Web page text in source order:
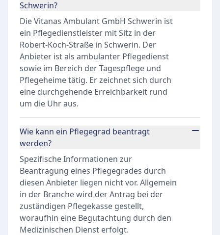
Schwerin?
Die Vitanas Ambulant GmbH Schwerin ist
ein Pflegedienstleister mit Sitz in der
Robert-Koch-Straße in Schwerin. Der
Anbieter ist als ambulanter Pflegedienst
sowie im Bereich der Tagespflege und
Pflegeheime tätig. Er zeichnet sich durch
eine durchgehende Erreichbarkeit rund
um die Uhr aus.
Wie kann ein Pflegegrad beantragt
werden?
Spezifische Informationen zur
Beantragung eines Pflegegrades durch
diesen Anbieter liegen nicht vor. Allgemein
in der Branche wird der Antrag bei der
zuständigen Pflegekasse gestellt,
woraufhin eine Begutachtung durch den
Medizinischen Dienst erfolgt.